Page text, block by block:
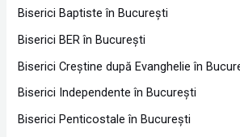
Biserici Baptiste în Bucureşti
Biserici BER în Bucureşti
Biserici Creştine după Evanghelie în
Biserici Independente în Bucureşti
Biserici Penticostale în Bucureşti